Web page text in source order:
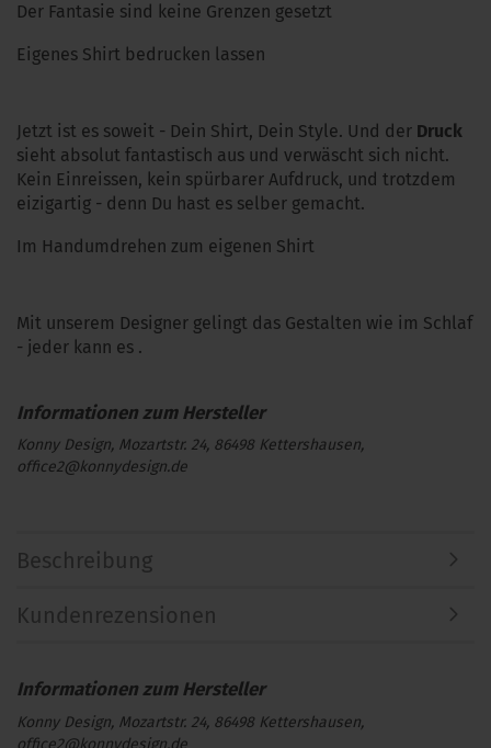
Der Fantasie sind keine Grenzen gesetzt
Eigenes Shirt bedrucken lassen
Jetzt ist es soweit - Dein Shirt, Dein Style. Und der Druck
sieht absolut fantastisch aus und verwäscht sich nicht.
Kein Einreissen, kein spürbarer Aufdruck, und trotzdem
eizigartig - denn Du hast es selber gemacht.
Im Handumdrehen zum eigenen Shirt
Mit unserem Designer gelingt das Gestalten wie im Schlaf
- jeder kann es .
Konny Design, Mozartstr. 24, 86498 Kettershausen,
office2@konnydesign.de
Beschreibung
Kundenrezensionen
Konny Design, Mozartstr. 24, 86498 Kettershausen,
office2@konnydesign.de